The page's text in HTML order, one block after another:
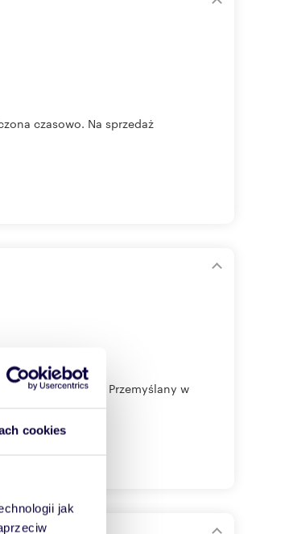
cookies
jak
czasowo. Na sprzedaż
wnieść walizki. Przemyślany w